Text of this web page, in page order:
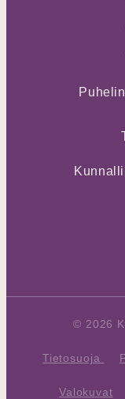
© 2026
Tietosuoja
Valokuvat